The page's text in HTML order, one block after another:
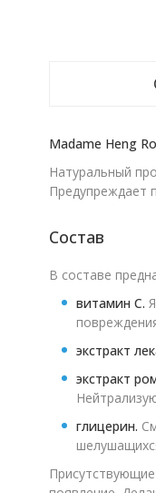
Madame Heng
Натуральный
Предупреждает
Состав
В составе
витамин C.
экстракт
экстракт
глицерин.